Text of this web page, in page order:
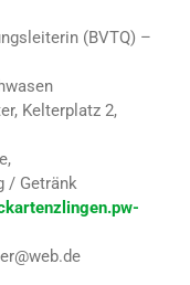
(BVTQ) –
Kelterplatz 2,
/ Getränk